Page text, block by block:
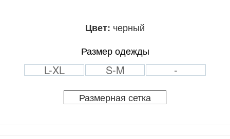
Цвет: черный
Размер одежды
L-XL S-M -
Размерная сетка